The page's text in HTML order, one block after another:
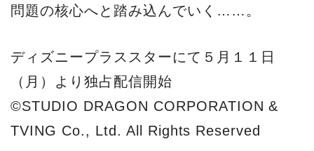
問題の核心へと踏み込んでいく……。
ディズニープラススターにて５月１１日
（月）より独占配信開始
©STUDIO DRAGON CORPORATION &
TVING Co., Ltd. All Rights Reserved